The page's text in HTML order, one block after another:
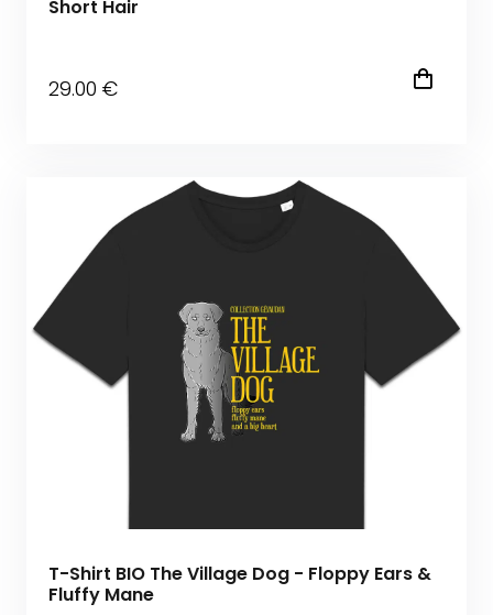
Short Hair
29.00 €
T-Shirt BIO The Village Dog - Floppy Ears &
Fluffy Mane